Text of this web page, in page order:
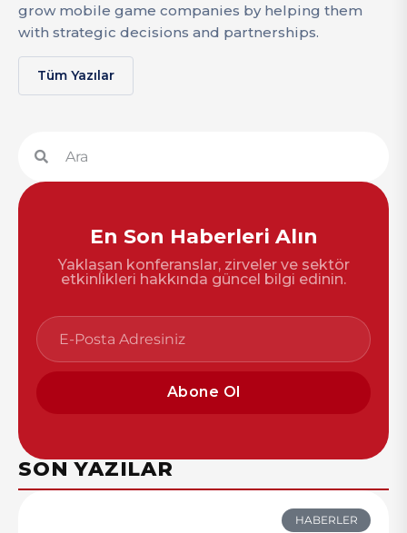
grow mobile game companies by helping them
with strategic decisions and partnerships.
Tüm Yazılar
En Son Haberleri Alın
Yaklaşan konferanslar, zirveler ve sektör
etkinlikleri hakkında güncel bilgi edinin.
Abone Ol
SON YAZILAR
HABERLER